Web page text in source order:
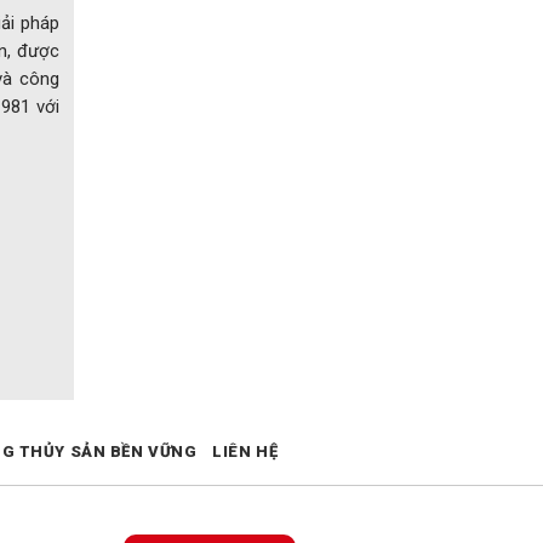
pháp
được
công
với
THỦY SẢN BỀN VỮNG LIÊN HỆ